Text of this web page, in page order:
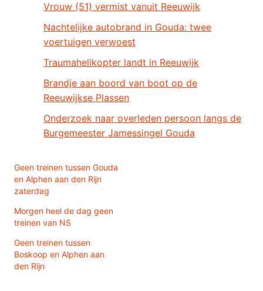
Vrouw (51) vermist vanuit Reeuwijk
Nachtelijke autobrand in Gouda: twee
voertuigen verwoest
Traumahelikopter landt in Reeuwijk
Brandje aan boord van boot op de
Reeuwijkse Plassen
Onderzoek naar overleden persoon langs de
Burgemeester Jamessingel Gouda
Geen treinen tussen Gouda
en Alphen aan den Rijn
zaterdag
Morgen heel de dag geen
treinen van NS
Geen treinen tussen
Boskoop en Alphen aan
den Rijn